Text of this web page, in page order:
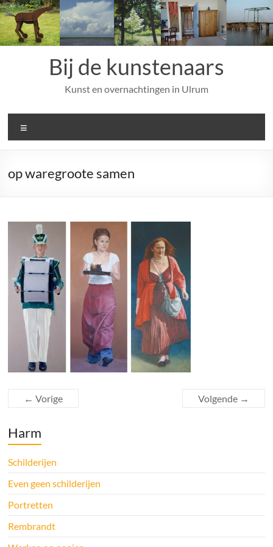
Ga
naar
de
inhoud
Bij de kunstenaars
Kunst en overnachtingen in Ulrum
op waregroote samen
← Vorige Volgende →
Harm
Schilderijen
Even geen schilderijen
Portretten
Rembrandt